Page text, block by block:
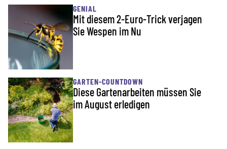
GENIAL
Mit diesem 2-Euro-Trick verjagen
Sie Wespen im Nu
GARTEN-COUNTDOWN
Diese Gartenarbeiten müssen Sie
im August erledigen